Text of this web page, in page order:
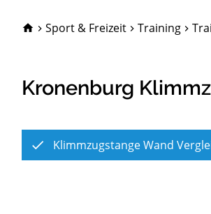
TopRatgeber24.de
Sport & Freizeit Training
Kronenburg
Klimmzugstange Wand